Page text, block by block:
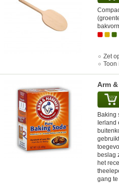
Zet
Toon
Arm
Baking
Ierland
beslag
het
gang